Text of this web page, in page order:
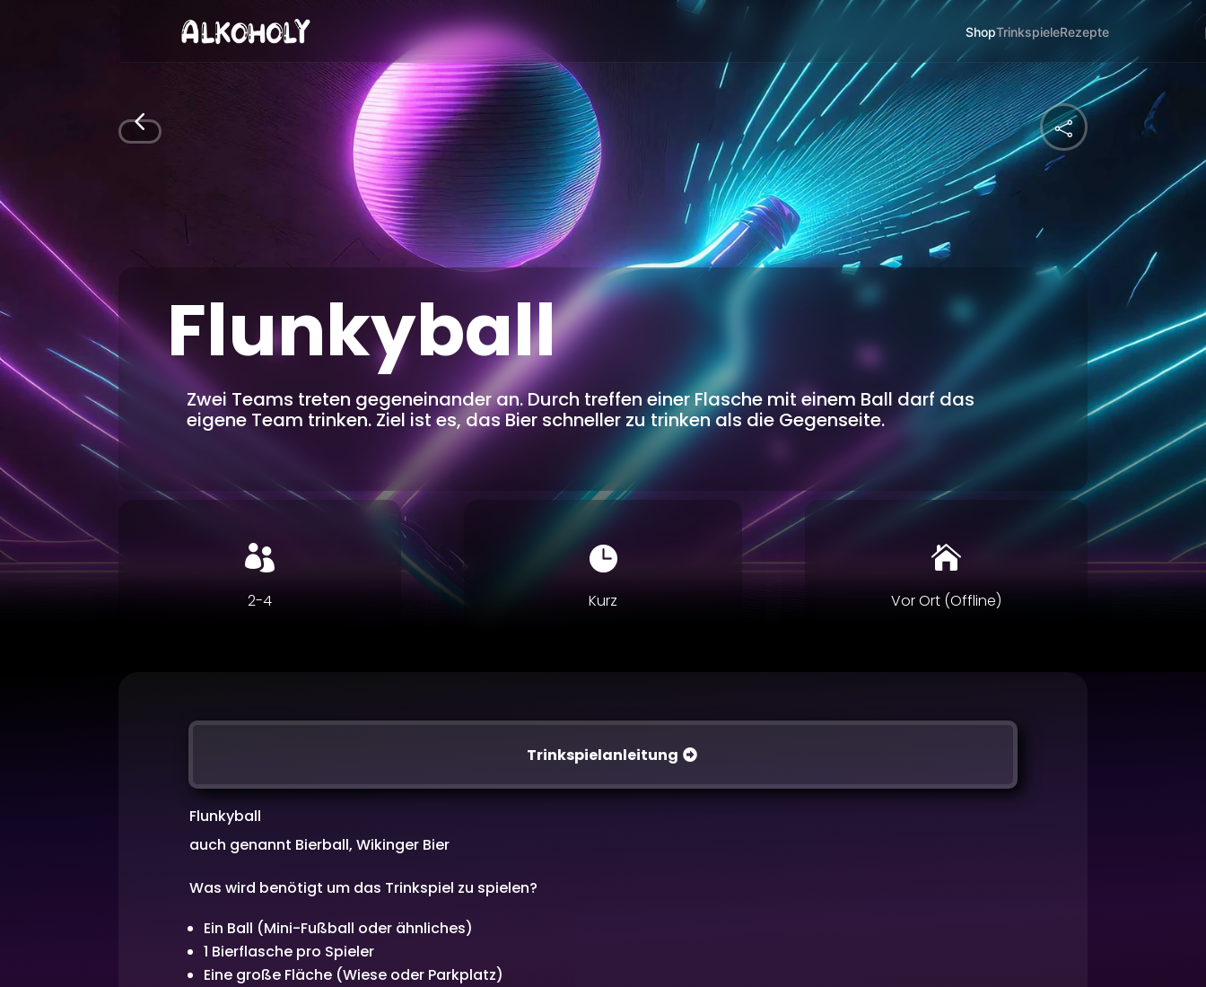
4 
Flunkyball
Zwei Teams treten gegeneinander an. Durch treffen einer Flasche mit einem Ball darf das
eigene Team trinken. Ziel ist es, das Bier schneller zu trinken als die Gegenseite.

2-4

Kurz

Vor Ort (Offline)
Trinkspielanleitung
Flunkyball
auch genannt Bierball, Wikinger Bier
Was wird benötigt um das Trinkspiel zu spielen?
Ein Ball (Mini-Fußball oder ähnliches)
1 Bierflasche pro Spieler
Eine große Fläche (Wiese oder Parkplatz)